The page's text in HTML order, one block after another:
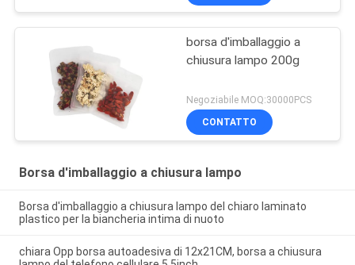
borsa d'imballaggio a
chiusura lampo 200g
Negoziabile MOQ:30000PCS
CONTATTO
Borsa d'imballaggio a chiusura lampo
Borsa d'imballaggio a chiusura lampo del chiaro laminato
plastico per la biancheria intima di nuoto
chiara Opp borsa autoadesiva di 12x21CM, borsa a chiusura